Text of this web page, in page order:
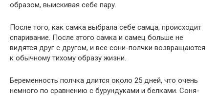
образом, выискивая себе пару.
После того, как самка выбрала себе самца, происходит
спаривание. После этого самка и самец больше не
видятся друг с другом, и все сони-полчки возвращаются
к обычному тихому образу жизни.
Беременность полчка длится около 25 дней, что очень
немного по сравнению с бурундуками и белками. Соня-